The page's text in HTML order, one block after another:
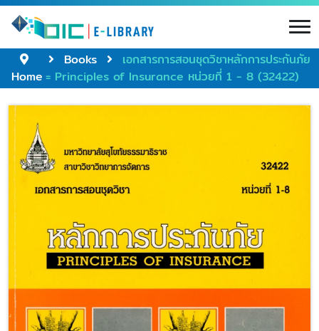
Home
Books
เอกสารการสอนชุดวิชาหลักการประกันภัย
= Principles of Insurance หน่วยที่ 1 - 8 (32422)